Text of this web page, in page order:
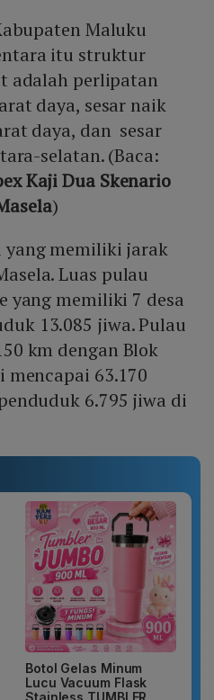
Maluku
itu struktur
adalah perlipatan
daya, sesar naik
daya, dan sesar
selatan. (Baca:
Kaji Dua Skenario
)
yang memiliki jarak
Luas pulau
yang memiliki 7 desa
13.085 jiwa. Pulau
km dengan Blok
mencapai 63.170
6.795 jiwa di
Botol Gelas Minum
Lucu Vacuum Flask